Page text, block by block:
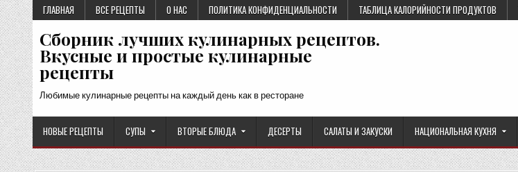
Перейти
к
содержимому
ГЛАВНАЯ ВСЕ РЕЦЕПТЫ О НАС ПОЛИТИКА КОНФИДЕНЦИАЛЬНОСТИ ТАБЛИЦА КАЛОРИЙНОСТИ ПРОДУКТОВ
Сборник лучших кулинарных рецептов.
Вкусные и простые кулинарные
рецепты
Любимые кулинарные рецепты на каждый день как в ресторане
НОВЫЕ РЕЦЕПТЫ СУПЫ ВТОРЫЕ БЛЮДА ДЕСЕРТЫ САЛАТЫ И ЗАКУСКИ НАЦИОНАЛЬНАЯ КУХНЯ